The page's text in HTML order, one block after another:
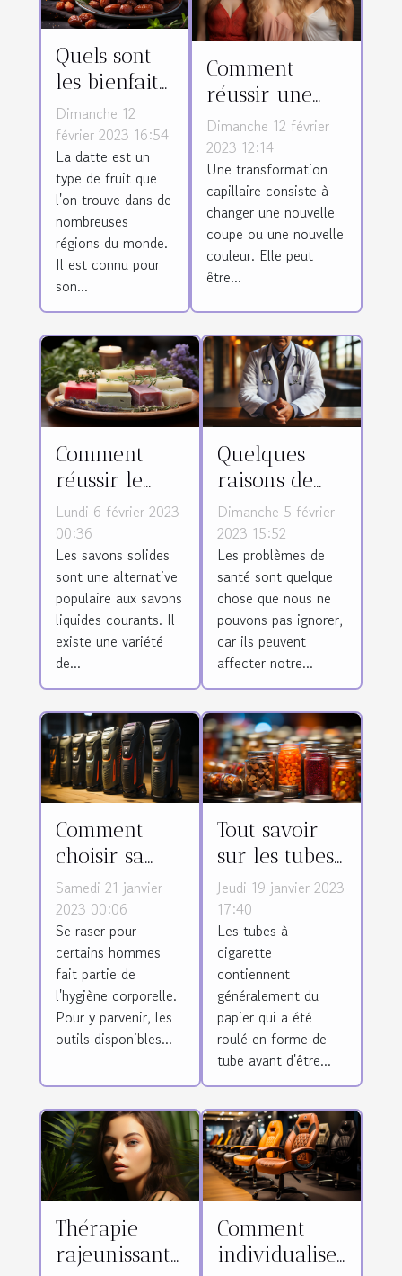
Quels sont
les bienfaits
de la datte ?
Dimanche 12
février 2023 16:54
La datte est un
type de fruit que
l'on trouve dans de
nombreuses
régions du monde.
Il est connu pour
son...
Comment
réussir une
transformation
des cheveux ?
Dimanche 12 février
2023 12:14
Une transformation
capillaire consiste à
changer une nouvelle
coupe ou une nouvelle
couleur. Elle peut
être...
Comment
réussir le
choix d’un
savon solide
pour son
bien-être ?
Lundi 6 février 2023
00:36
Les savons solides
sont une alternative
populaire aux savons
liquides courants. Il
existe une variété
de...
Quelques
raisons de
faire appel à
un médecin
pour les
problèmes de
santé ?
Dimanche 5 février
2023 15:52
Les problèmes de
santé sont quelque
chose que nous ne
pouvons pas ignorer,
car ils peuvent
affecter notre...
Comment
choisir sa
tondeuse
pour corps
d'homme ?
Samedi 21 janvier
2023 00:06
Se raser pour
certains hommes
fait partie de
l'hygiène corporelle.
Pour y parvenir, les
outils disponibles...
Tout savoir
sur les tubes
à cigarette
Jeudi 19 janvier 2023
17:40
Les tubes à
cigarette
contiennent
généralement du
papier qui a été
roulé en forme de
tube avant d'être...
Thérapie
rajeunissante
Comment
individualiser